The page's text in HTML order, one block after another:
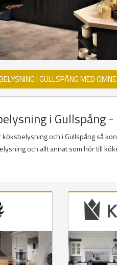
I GULLSPÅNG MED
i Gullspång
och i Gullspång så
och allt annat som hör till